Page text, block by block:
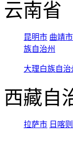
云南省
昆明市 曲靖市
族自治州
大理白族自治
西藏自
拉萨市 日喀